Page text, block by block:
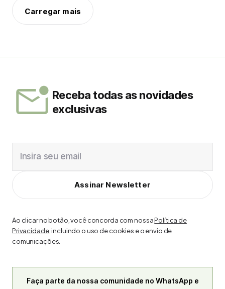
Carregar mais
Receba todas as novidades
exclusivas
Insira seu email
Assinar Newsletter
Ao clicar no botão, você concorda com nossaPolítica de
Privacidade, incluindo o uso de cookies e o envio de
comunicações.
Faça parte da nossa comunidade no WhatsApp e